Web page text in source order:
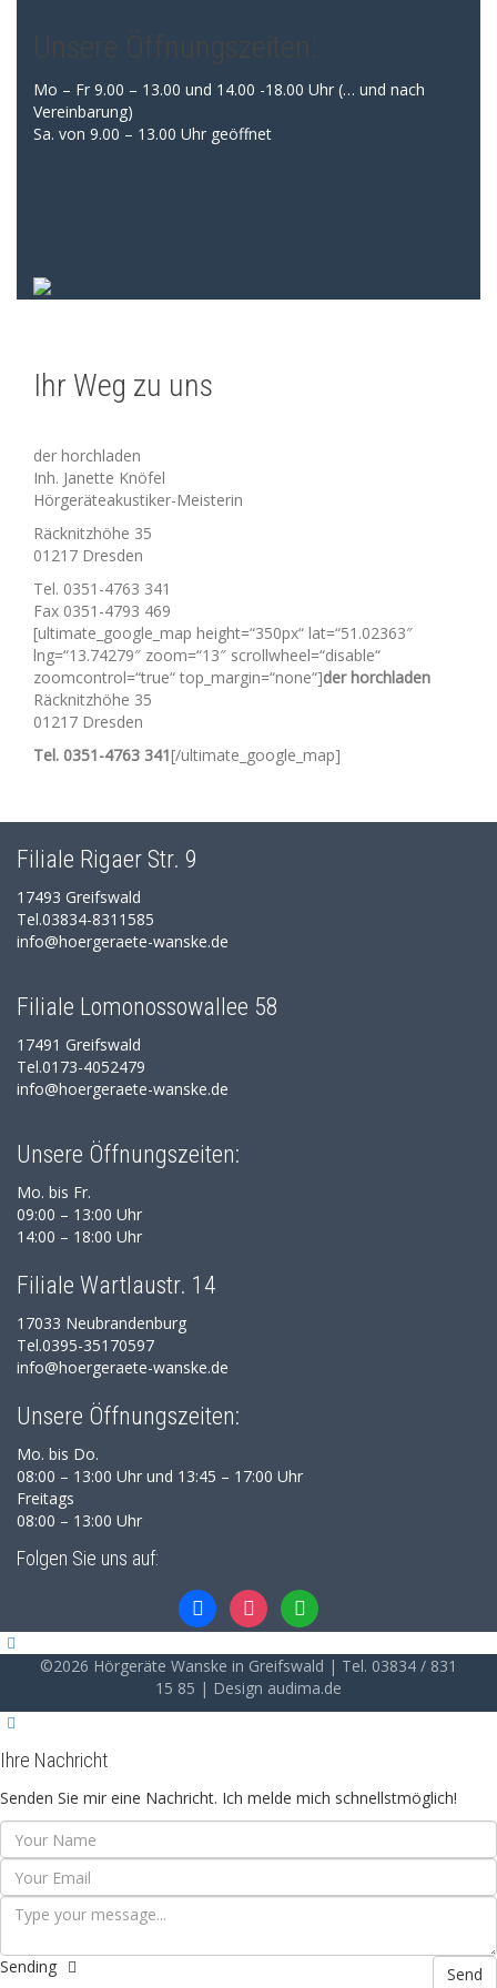
Unsere Öffnungszeiten:
Mo – Fr 9.00 – 13.00 und 14.00 -18.00 Uhr (… und nach
Vereinbarung)
Sa. von 9.00 – 13.00 Uhr geöffnet
Ihr Weg zu uns
der horchladen
Inh. Janette Knöfel
Hörgeräteakustiker-Meisterin
Räcknitzhöhe 35
01217 Dresden
Tel. 0351-4763 341
Fax 0351-4793 469
[ultimate_google_map height=“350px“ lat=“51.02363″
lng=“13.74279″ zoom=“13″ scrollwheel=“disable“
zoomcontrol=“true“ top_margin=“none“]der horchladen
Räcknitzhöhe 35
01217 Dresden
Tel. 0351-4763 341[/ultimate_google_map]
Filiale Rigaer Str. 9
17493 Greifswald
Tel.03834-8311585
info@hoergeraete-wanske.de
Filiale Lomonossowallee 58
17491 Greifswald
Tel.0173-4052479
info@hoergeraete-wanske.de
Unsere Öffnungszeiten:
Mo. bis Fr.
09:00 – 13:00 Uhr
14:00 – 18:00 Uhr
Filiale Wartlaustr. 14
17033 Neubrandenburg
Tel.0395-35170597
info@hoergeraete-wanske.de
Unsere Öffnungszeiten:
Mo. bis Do.
08:00 – 13:00 Uhr und 13:45 – 17:00 Uhr
Freitags
08:00 – 13:00 Uhr
Folgen Sie uns auf:
facebookinstagramwhatsapp
©2026 Hörgeräte Wanske in Greifswald | Tel. 03834 / 831
15 85 | Design audima.de
Ihre Nachricht
Senden Sie mir eine Nachricht. Ich melde mich schnellstmöglich!
Send
Sending